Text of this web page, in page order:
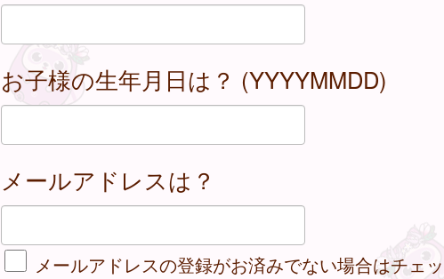
お子様の生年月日は？ (YYYYMMDD)
メールアドレスは？
メールアドレスの登録がお済みでない場合はチェ